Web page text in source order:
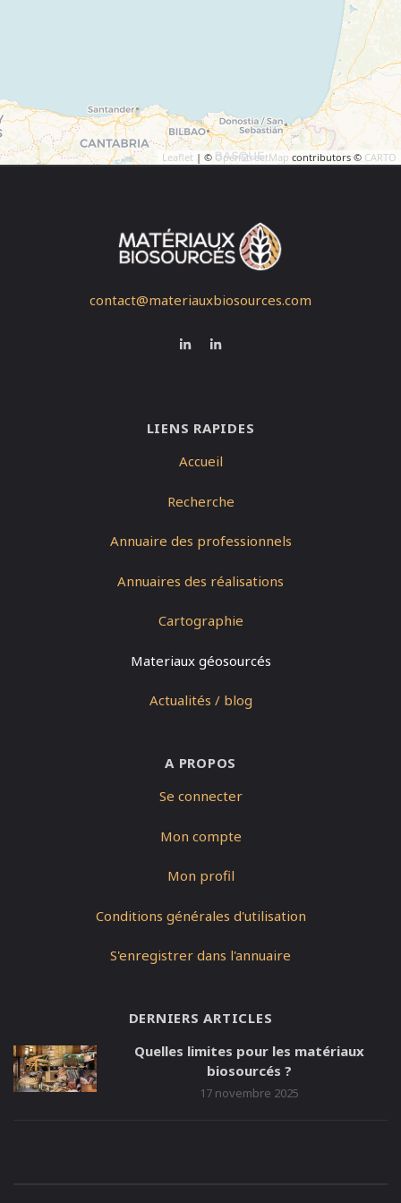
Leaflet | © OpenStreetMapcontributors © CARTO
contact@materiauxbiosources.com
LIENS RAPIDES
Accueil
Recherche
Annuaire des professionnels
Annuaires des réalisations
Cartographie
Materiaux géosourcés
Actualités / blog
A PROPOS
Se connecter
Mon compte
Mon profil
Conditions générales d'utilisation
S'enregistrer dans l'annuaire
DERNIERS ARTICLES
Quelles limites pour les matériaux
biosourcés ?
17 novembre 2025